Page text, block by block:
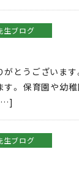
生ブログ
とうございます
。 保育園や幼稚
生ブログ